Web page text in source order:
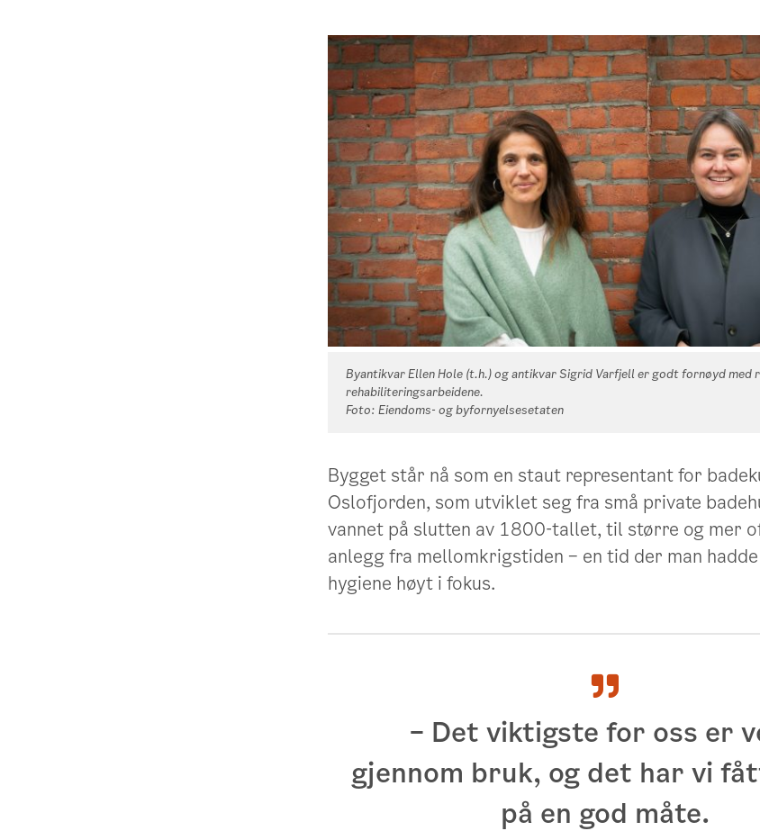
Byantikvar Ellen Hole (t.h.) og antikvar Sigrid Varfjell er godt fornøyd med
rehabiliteringsarbeidene.
Foto: Eiendoms- og byfornyelsesetaten
Bygget står nå som en staut representant for
Oslofjorden, som utviklet seg fra små private
vannet på slutten av 1800-tallet, til større og mer
anlegg fra mellomkrigstiden – en tid der man
hygiene høyt i fokus.
– Det viktigste for oss er
gjennom bruk, og det har vi
på en god måte.